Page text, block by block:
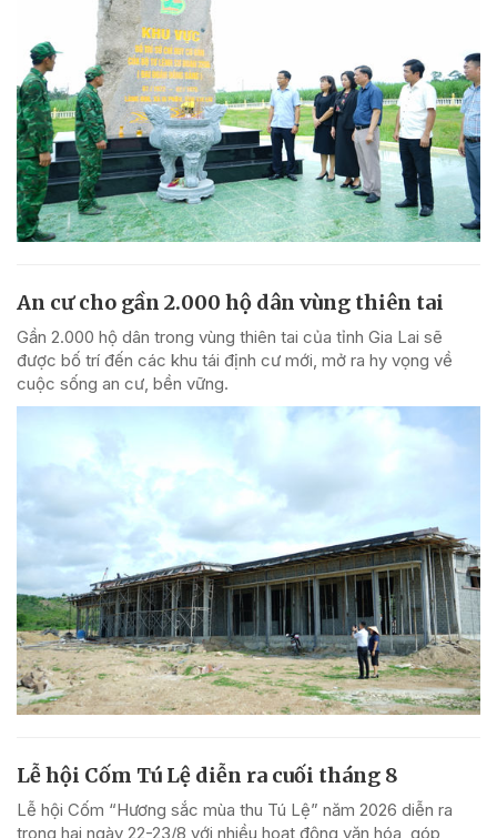
An cư cho gần 2.000 hộ dân vùng thiên tai
Gần 2.000 hộ dân trong vùng thiên tai của tỉnh Gia Lai sẽ
được bố trí đến các khu tái định cư mới, mở ra hy vọng về
cuộc sống an cư, bền vững.
Lễ hội Cốm Tú Lệ diễn ra cuối tháng 8
Lễ hội Cốm “Hương sắc mùa thu Tú Lệ” năm 2026 diễn ra
trong hai ngày 22-23/8 với nhiều hoạt động văn hóa, góp